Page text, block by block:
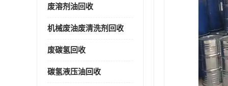
废溶剂油回收
机械废油废清洗剂回收
废碳氢回收
碳氢液压油回收